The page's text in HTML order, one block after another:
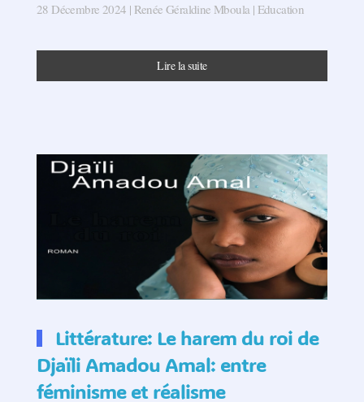
28 Décembre 2024 | Renée Géraldine Mboula | Education
Lire la suite
Littérature: Le harem du roi de
Djaïli Amadou Amal: entre
féminisme et réalisme